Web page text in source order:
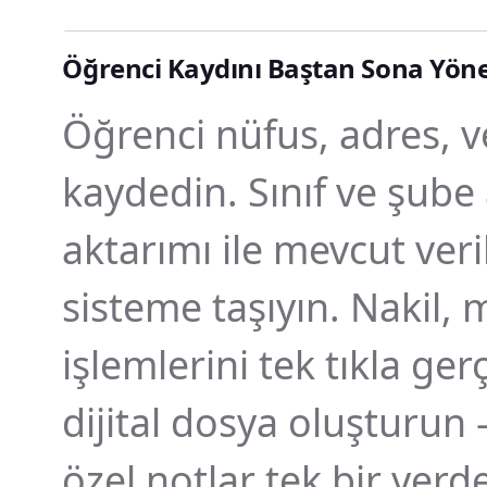
Öğrenci Kaydını Baştan Sona
Öğrenci nüfus, adres,
kaydedin. Sınıf ve
aktarımı ile mevcut
sisteme taşıyın. Nakil,
işlemlerini tek tıkla
dijital dosya